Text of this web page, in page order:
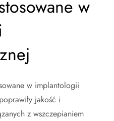
w
w implantologii
jakość i
z wszczepianiem